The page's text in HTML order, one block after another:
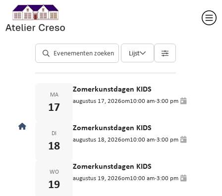
Lijst
MA
17
Zomerkunstdagen KIDS
augustus 17, 2026om10:00 am-3:00 pm
DI
18
Zomerkunstdagen KIDS
augustus 18, 2026om10:00 am-3:00 pm
WO
19
Zomerkunstdagen KIDS
augustus 19, 2026om10:00 am-3:00 pm